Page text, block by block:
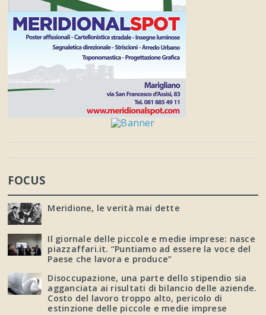
FOCUS
Meridione, le verità mai dette
Il giornale delle piccole e medie imprese: nasce
piazzaffari.it. “Puntiamo ad essere la voce del
Paese che lavora e produce”
Disoccupazione, una parte dello stipendio sia
agganciata ai risultati di bilancio delle aziende.
Costo del lavoro troppo alto, pericolo di
estinzione delle piccole e medie imprese